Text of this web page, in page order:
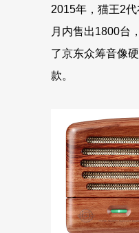
2015年，猫王2
月内售出1800台
了京东众筹音像
款。